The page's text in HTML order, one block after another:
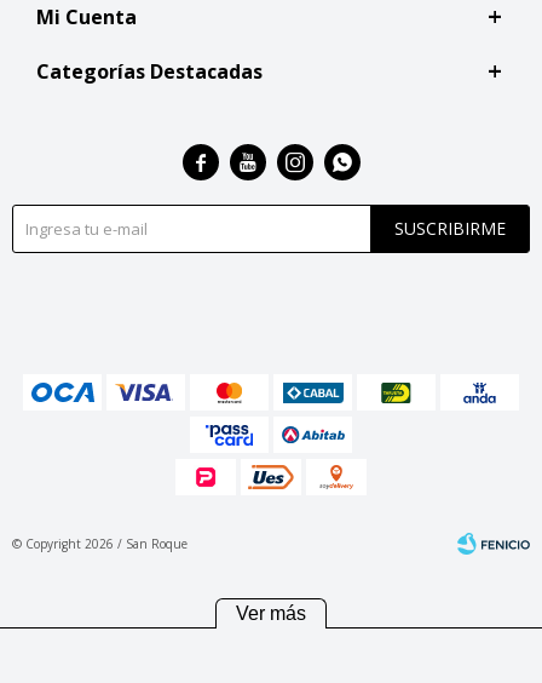
Mi Cuenta
Categorías Destacadas
SUSCRIBIRME
   
© Copyright 2026 / San Roque
Ver más